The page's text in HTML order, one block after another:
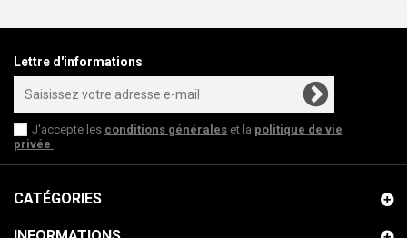
Lettre d'informations
J'accepte les conditions générales et la politique de vie
privée
CATÉGORIES